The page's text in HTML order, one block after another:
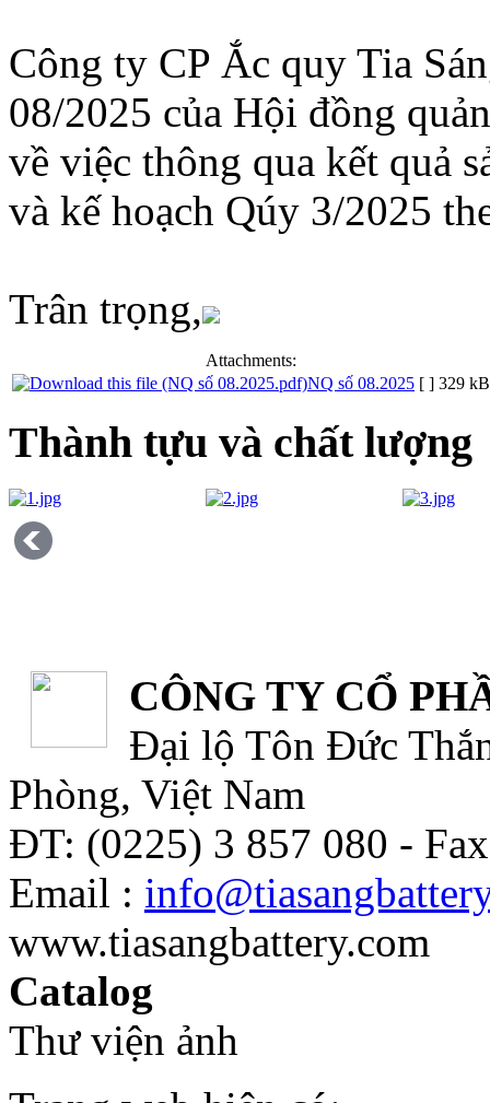
Công ty CP Ắc quy Tia
08/2025 của Hội đồng
về việc thông qua kết quả
và kế hoạch Qúy 3/2025
Trân trọng,
Attachments:
NQ số 08.2025 [ ] 329 kB
Thành tựu và chất lượng
CÔNG TY CỔ
Đại lộ Tôn Đức
Phòng, Việt Nam
ĐT: (0225) 3 857 080 -
Email :
www.tiasangbattery.com
Catalog
Thư viện ảnh